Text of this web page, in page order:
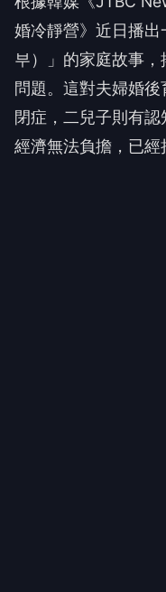
婚冷靜營》近日播
부）」的家庭故事
問題。這對夫婦婚
閉症，二兒子則有
經濟無法負擔，已經